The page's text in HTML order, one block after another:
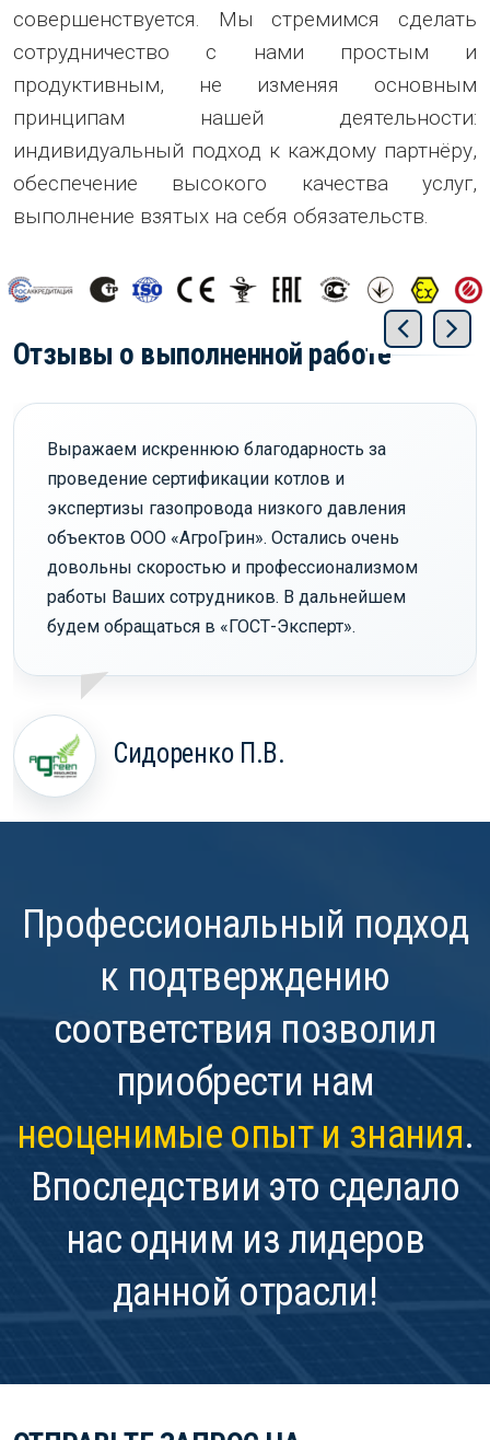
совершенствуется. Мы стремимся сделать
сотрудничество с нами простым и
продуктивным, не изменяя основным
принципам нашей деятельности:
индивидуальный подход к каждому партнёру,
обеспечение высокого качества услуг,
выполнение взятых на себя обязательств.
Отзывы о выполненной работе
Выражаем искреннюю благодарность за
проведение сертификации котлов и
экспертизы газопровода низкого давления
объектов ООО «АгроГрин». Остались очень
довольны скоростью и профессионализмом
работы Ваших сотрудников. В дальнейшем
будем обращаться в «ГОСТ-Эксперт».
Сидоренко П.В.
Профессиональный подход
к подтверждению
соответствия позволил
приобрести нам
неоценимые опыт и знания.
Впоследствии это сделало
нас одним из лидеров
данной отрасли!